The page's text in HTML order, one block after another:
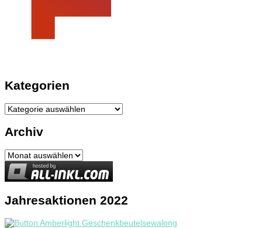
Kategorien
Kategorien
Archiv
Archiv
Jahresaktionen 2022